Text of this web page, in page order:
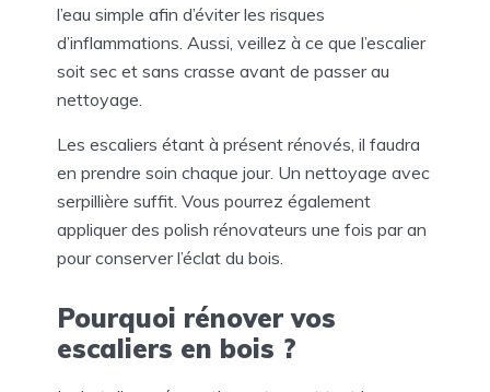
l’eau simple afin d’éviter les risques
d’inflammations. Aussi, veillez à ce que l’escalier
soit sec et sans crasse avant de passer au
nettoyage.
Les escaliers étant à présent rénovés, il faudra
en prendre soin chaque jour. Un nettoyage avec
serpillière suffit. Vous pourrez également
appliquer des polish rénovateurs une fois par an
pour conserver l’éclat du bois.
Pourquoi rénover vos
escaliers en bois ?